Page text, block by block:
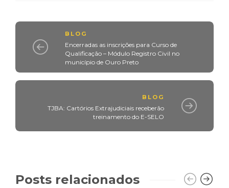
BLOG
Encerradas as inscrições para Curso de
Qualificação – Módulo Registro Civil no
município de Ouro Preto
BLOG
TJBA: Cartórios Extrajudiciais receberão
treinamento do E-SELO
Posts relacionados